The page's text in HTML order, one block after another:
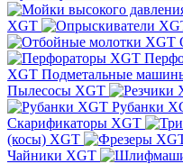
XGT
XGT Подметальные
Пылесосы XGT
Рубанки
Скарификаторы XGT
(косы) XGT
Чайники XGT